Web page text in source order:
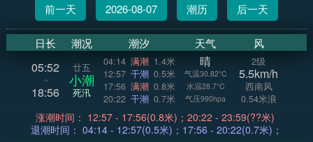
前一天 2026-08-07 潮历 后一天
日长 潮况 潮汐 天气 风
05:52
~
18:56
廿五
小潮
死汛
04:14 满潮 1.4米
12:57 干潮 0.5米
17:56 满潮 0.8米
20:22 干潮 0.7米
晴
气温30.82°C
水温28.7°C
气压990hpa
2级
5.5km/h
西南风
0.54米浪
涨潮时间： 12:57 - 17:56(0.8米)；20:22 - 23:59(??米)
退潮时间： 04:14 - 12:57(0.5米)；17:56 - 20:22(0.7米)；